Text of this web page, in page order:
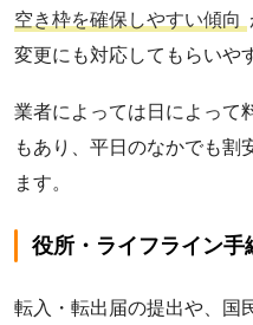
空き枠を確保しやすい傾向
変更にも対応してもらいや
業者によっては日によって
もあり、平日のなかでも割
ます。
役所・ライフライン
転入・転出届の提出や、国